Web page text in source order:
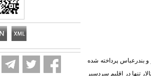
بندرعباس پرداخته شده
تنها در اقلیم سردسیر